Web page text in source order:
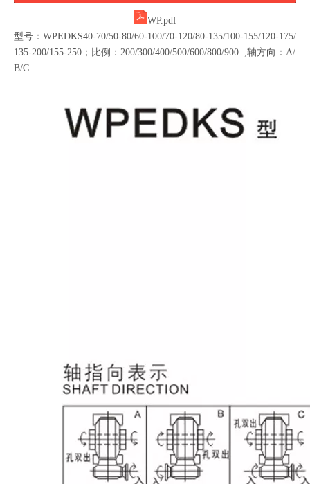
WP.pdf
型号：WPEDKS40-70/50-80/60-100/70-120/80-135/100-155/120-175/
135-200/155-250；比例：200/300/400/500/600/800/900 ;轴方向：A/
B/C